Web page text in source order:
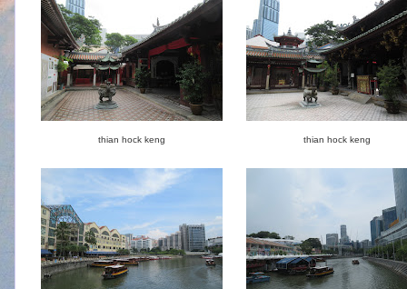
thian hock keng thian hock keng